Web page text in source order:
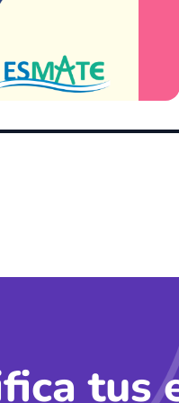
tus